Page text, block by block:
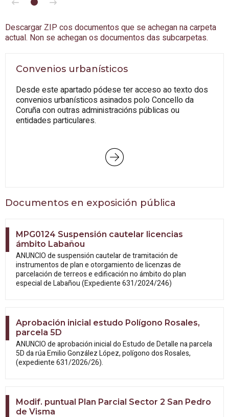
Descargar ZIP cos documentos que se achegan na carpeta
actual. Non se achegan os documentos das subcarpetas.
Convenios urbanísticos
Desde este apartado pódese ter acceso ao texto dos
convenios urbanísticos asinados polo Concello da
Coruña con outras administracións públicas ou
entidades particulares.
Documentos en exposición pública
MPG0124 Suspensión cautelar licencias
ámbito Labañou
ANUNCIO de suspensión cautelar de tramitación de
instrumentos de plan e otorgamiento de licenzas de
parcelación de terreos e edificación no ámbito do plan
especial de Labañou (Expediente 631/2024/246)
Aprobación inicial estudo Polígono Rosales,
parcela 5D
ANUNCIO de aprobación inicial do Estudode Detalle na parcela
5D da rúa Emilio González López, polígono dos Rosales,
(expediente 631/2026/26).
Modif. puntual Plan Parcial Sector 2 San Pedro
de Visma